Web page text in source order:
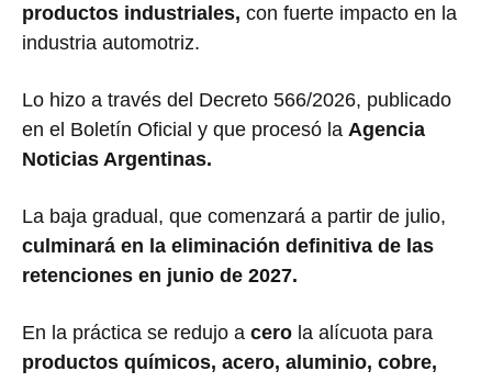
productos industriales, con fuerte impacto en la
industria automotriz.
Lo hizo a través del Decreto 566/2026, publicado
en el Boletín Oficial y que procesó la Agencia
Noticias Argentinas.
La baja gradual, que comenzará a partir de julio,
culminará en la eliminación definitiva de las
retenciones en junio de 2027.
En la práctica se redujo a cero la alícuota para
productos químicos, acero, aluminio, cobre,